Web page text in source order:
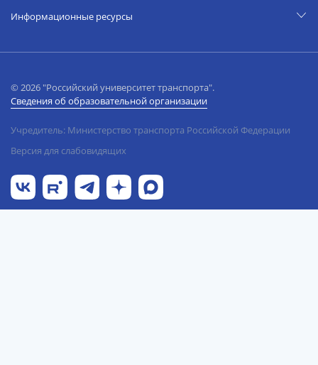
Информационные ресурсы
© 2026 "Российский университет транспорта".
Сведения об образовательной организации
Учредитель: Министерство транспорта Российской Федерации
Версия для слабовидящих